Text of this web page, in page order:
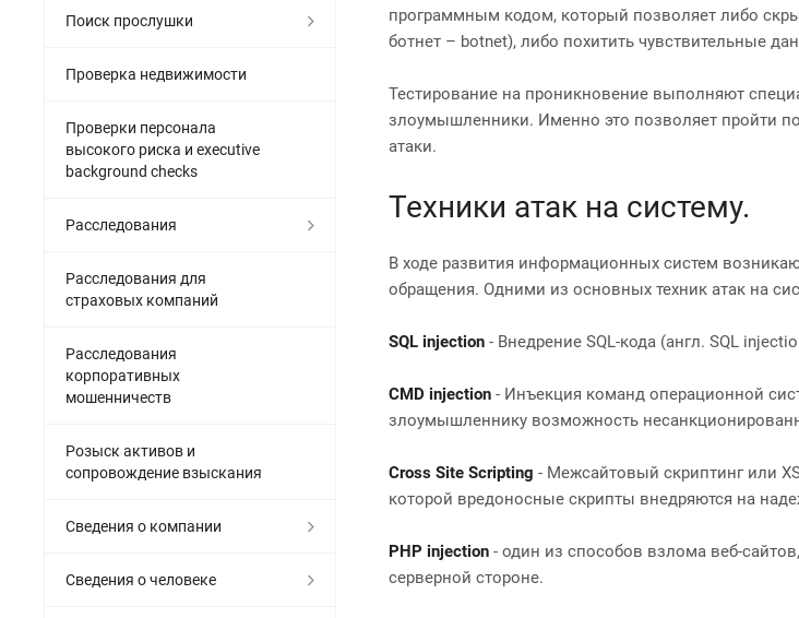
программным кодом, который позволяет либо
ботнет – botnet), либо похитить чувствительные
Тестирование на проникновение выполняют
злоумышленники. Именно это позволяет пройти
атаки.
Техники атак на систему.
В ходе развития информационных систем
обращения. Одними из основных техник атак на
SQL injection - Внедрение SQL-кода (англ. SQL
CMD injection - Инъекция команд операционной
злоумышленнику возможность
Cross Site Scripting - Межсайтовый скриптинг или
которой вредоносные скрипты внедряются на
PHP injection - один из способов взлома веб-
серверной стороне.
Поиск прослушки
Проверка недвижимости
Проверки персонала
высокого риска и executive
background checks
Расследования
Расследования для
страховых компаний
Расследования
корпоративных
мошенничеств
Розыск активов и
сопровождение взыскания
Сведения о компании
Сведения о человеке